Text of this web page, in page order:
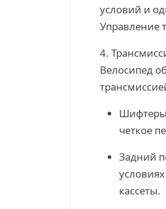
условий и
Управление
4.
Велосипед
Шифтеры
четкое
Задний
кассеты.